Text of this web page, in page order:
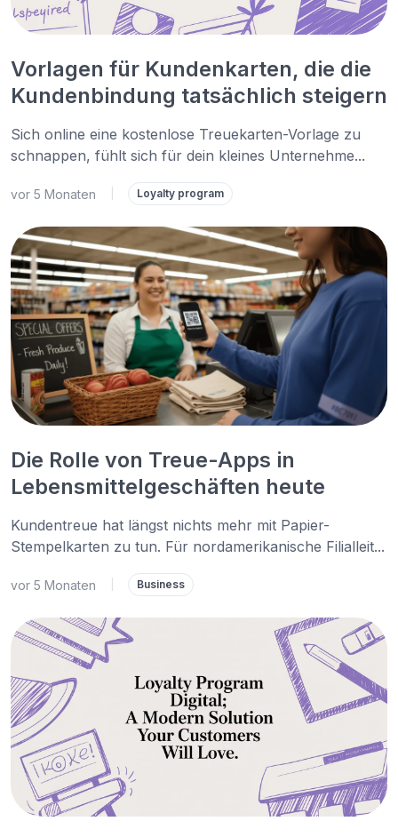
Vorlagen für Kundenkarten, die die
Kundenbindung tatsächlich steigern
Sich online eine kostenlose Treuekarten-Vorlage zu
schnappen, fühlt sich für dein kleines Unternehme...
vor 5 Monaten Loyalty program
Die Rolle von Treue-Apps in
Lebensmittelgeschäften heute
Kundentreue hat längst nichts mehr mit Papier-
Stempelkarten zu tun. Für nordamerikanische Filialleit...
vor 5 Monaten Business